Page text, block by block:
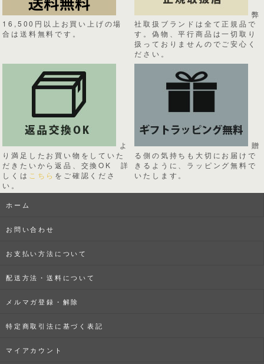
16,500円以上お買い上げの場
合は送料無料です。
弊
社取扱ブランドは全て正規品で
す。偽物、平行商品は一切取り
扱っておりませんのでご安心く
ださい。
よ
り満足したお買い物をしていた
だきたいから返品、交換OK 詳
しくは こちら をご確認くださ
い。
贈
る側の気持ちも大切にお届けで
きるように、ラッピング無料で
いたします。
ホーム
お問い合わせ
お支払い方法について
配送方法・送料について
メルマガ登録・解除
特定商取引法に基づく表記
マイアカウント